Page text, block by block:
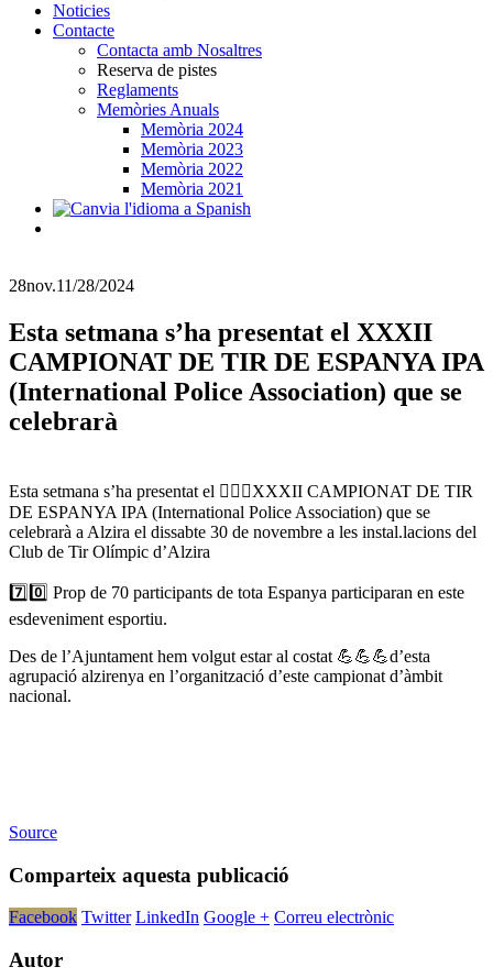
Noticies
Contacte
Contacta amb Nosaltres
Reserva de pistes
Reglaments
Memòries Anuals
Memòria 2024
Memòria 2023
Memòria 2022
Memòria 2021
28nov.11/28/2024
Esta setmana s’ha presentat el XXXII
CAMPIONAT DE TIR DE ESPANYA IPA
(International Police Association) que se
celebrarà
Esta setmana s’ha presentat el 👩🏻‍✈️XXXII CAMPIONAT DE TIR
DE ESPANYA IPA (International Police Association) que se
celebrarà a Alzira el dissabte 30 de novembre a les instal.lacions del
Club de Tir Olímpic d’Alzira
7️⃣0️⃣ Prop de 70 participants de tota Espanya participaran en este
esdeveniment esportiu.
Des de l’Ajuntament hem volgut estar al costat 💪💪💪d’esta
agrupació alzirenya en l’organització d’este campionat d’àmbit
nacional.
Source
Comparteix aquesta publicació
Facebook Twitter LinkedIn Google + Correu electrònic
Autor